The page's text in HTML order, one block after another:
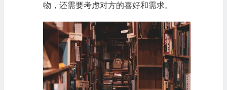
物，还需要考虑对方的喜好和需求。